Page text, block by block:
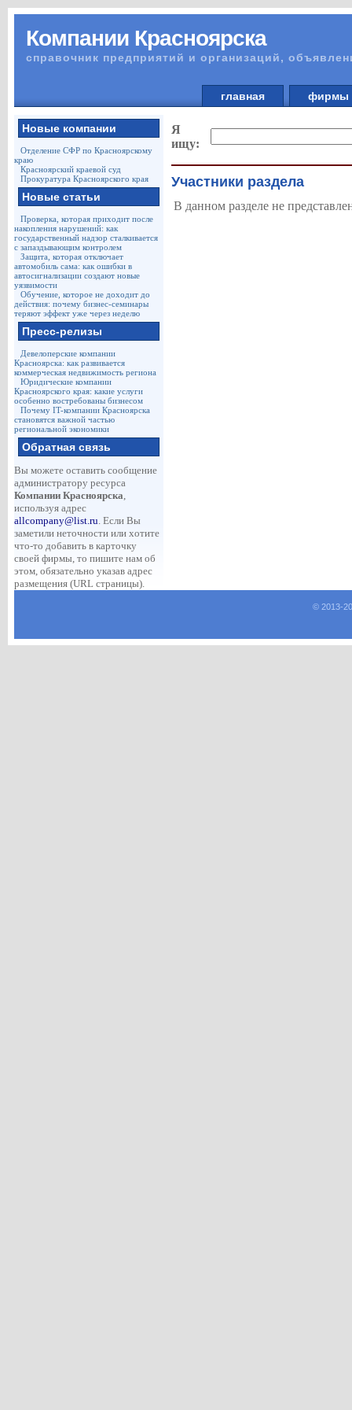
Компании Красноярска
справочник предприятий и организаций,
главная
Новые компании
Отделение СФР по Красноярскому
краю
Красноярский краевой суд
Прокуратура Красноярского края
Новые статьи
Проверка, которая приходит после
накопления нарушений: как
государственный надзор сталкивается
с запаздывающим контролем
Защита, которая отключает
автомобиль сама: как ошибки в
автосигнализации создают новые
уязвимости
Обучение, которое не доходит до
действия: почему бизнес-семинары
теряют эффект уже через неделю
Пресс-релизы
Девелоперские компании
Красноярска: как развивается
коммерческая недвижимость региона
Юридические компании
Красноярского края: какие услуги
особенно востребованы бизнесом
Почему IT-компании Красноярска
становятся важной частью
региональной экономики
Обратная связь
Вы можете оставить сообщение
администратору ресурса
Компании Красноярска,
используя адрес
allcompany@list.ru. Если Вы
заметили неточности или хотите
что-то добавить в карточку
своей фирмы, то пишите нам об
этом, обязательно указав адрес
размещения (URL страницы).
Я
ищу:
Участники раздела
В данном разделе не
© 2013-